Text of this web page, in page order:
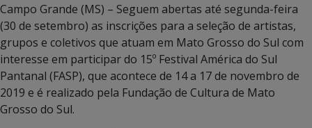
Campo Grande (MS) – Seguem abertas até segunda-feira
(30 de setembro) as inscrições para a seleção de artistas,
grupos e coletivos que atuam em Mato Grosso do Sul com
interesse em participar do 15º Festival América do Sul
Pantanal (FASP), que acontece de 14 a 17 de novembro de
2019 e é realizado pela Fundação de Cultura de Mato
Grosso do Sul.